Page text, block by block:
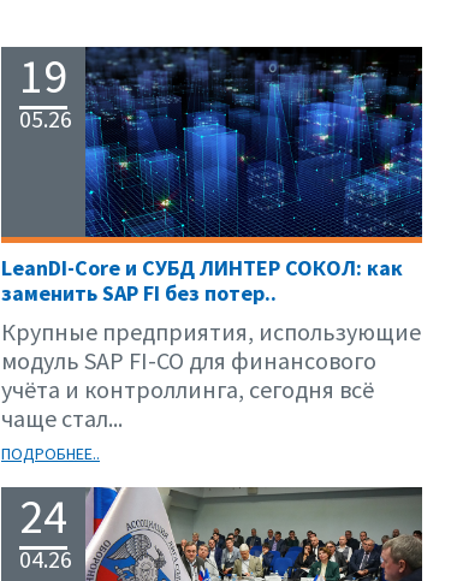
19
05.26
LeanDI-Core и СУБД ЛИНТЕР СОКОЛ: как
заменить SAP FI без потер..
Крупные предприятия, использующие
модуль SAP FI-CO для финансового
учёта и контроллинга, сегодня всё
чаще стал...
ПОДРОБНЕЕ..
24
04.26